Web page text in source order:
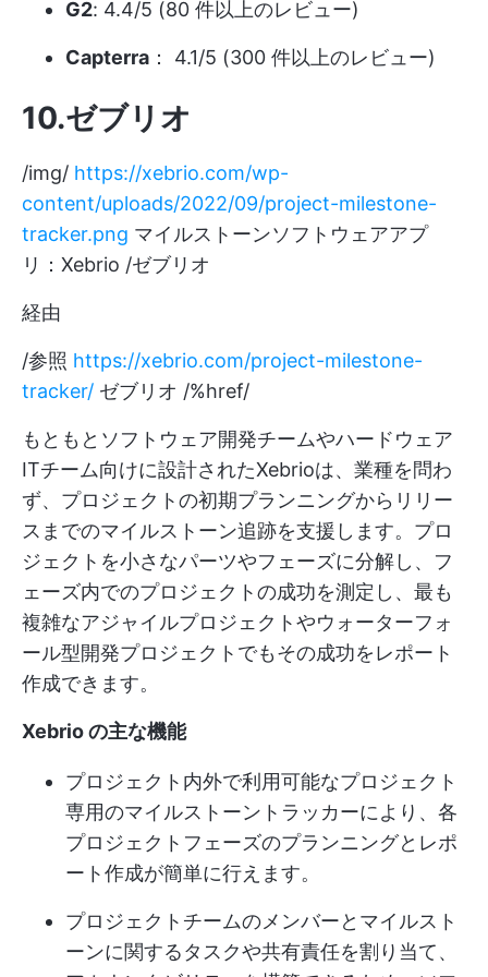
G2: 4.4/5 (80 件以上のレビュー)
Capterra ： 4.1/5 (300 件以上のレビュー)
10.ゼブリオ
/img/ https://xebrio.com/wp-
content/uploads/2022/09/project-milestone-
tracker.png マイルストーンソフトウェアアプ
リ：Xebrio /ゼブリオ
経由
/参照 https://xebrio.com/project-milestone-
tracker/ ゼブリオ /%href/
もともとソフトウェア開発チームやハードウェア
ITチーム向けに設計されたXebrioは、業種を問わ
ず、プロジェクトの初期プランニングからリリー
スまでのマイルストーン追跡を支援します。プロ
ジェクトを小さなパーツやフェーズに分解し、フ
ェーズ内でのプロジェクトの成功を測定し、最も
複雑なアジャイルプロジェクトやウォーターフォ
ール型開発プロジェクトでもその成功をレポート
作成できます。
Xebrio の主な機能
プロジェクト内外で利用可能なプロジェクト
専用のマイルストーントラッカーにより、各
プロジェクトフェーズのプランニングとレポ
ート作成が簡単に行えます。
プロジェクトチームのメンバーとマイルスト
ーンに関するタスクや共有責任を割り当て、